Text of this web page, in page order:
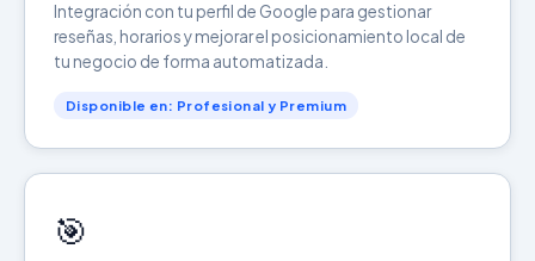
Integración con tu perfil de Google para gestionar
reseñas, horarios y mejorar el posicionamiento local de
tu negocio de forma automatizada.
Disponible en: Profesional y Premium
🎯